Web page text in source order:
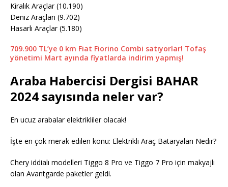
Kiralık Araçlar (10.190)
Deniz Araçları (9.702)
Hasarlı Araçlar (5.180)
709.900 TL’ye 0 km Fiat Fiorino Combi satıyorlar! Tofaş
yönetimi Mart ayında fiyatlarda indirim yapmış!
Araba Habercisi Dergisi BAHAR
2024 sayısında neler var?
En ucuz arabalar elektrikliler olacak!
İşte en çok merak edilen konu: Elektrikli Araç Bataryaları Nedir?
Chery iddialı modelleri Tiggo 8 Pro ve Tiggo 7 Pro için makyajlı
olan Avantgarde paketler geldi.